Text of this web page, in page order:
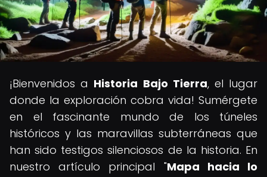
¡Bienvenidos a Historia Bajo Tierra, el lugar
donde la exploración cobra vida! Sumérgete
en el fascinante mundo de los túneles
históricos y las maravillas subterráneas que
han sido testigos silenciosos de la historia. En
nuestro artículo principal "Mapa hacia lo